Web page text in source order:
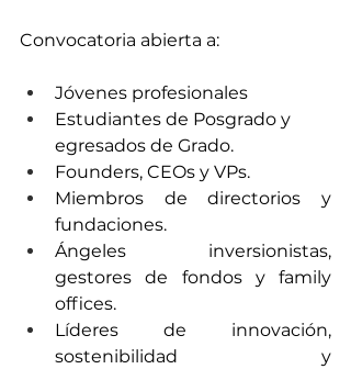
Convocatoria abierta a:
Jóvenes profesionales
Estudiantes de Posgrado y
egresados de Grado.
Founders, CEOs y VPs.
Miembros de directorios y
fundaciones.
Ángeles inversionistas,
gestores de fondos y family
offices.
Líderes de innovación,
sostenibilidad y